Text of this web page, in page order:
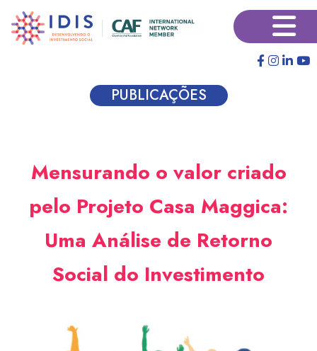
para
×
PUBLICAÇÕES
Mensurando o valor criado
pelo Projeto Casa Maggica:
Uma Análise de Retorno
Social do Investimento